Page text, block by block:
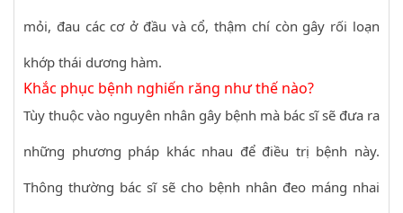
mỏi, đau các cơ ở đầu và cổ, thậm chí còn gây rối loạn
khớp thái dương hàm.
Khắc phục bệnh nghiến răng như thế nào?
Tùy thuộc vào nguyên nhân gây bệnh mà bác sĩ sẽ đưa ra
những phương pháp khác nhau để điều trị bệnh này.
Thông thường bác sĩ sẽ cho bệnh nhân đeo máng nhai